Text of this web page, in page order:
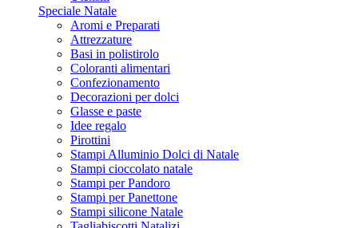
Speciale Natale
Aromi e Preparati
Attrezzature
Basi in polistirolo
Coloranti alimentari
Confezionamento
Decorazioni per dolci
Glasse e paste
Idee regalo
Pirottini
Stampi Alluminio Dolci di Natale
Stampi cioccolato natale
Stampi per Pandoro
Stampi per Panettone
Stampi silicone Natale